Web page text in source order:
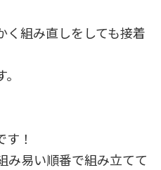
く組み直しをしても接着
！
み易い順番で組み立てて